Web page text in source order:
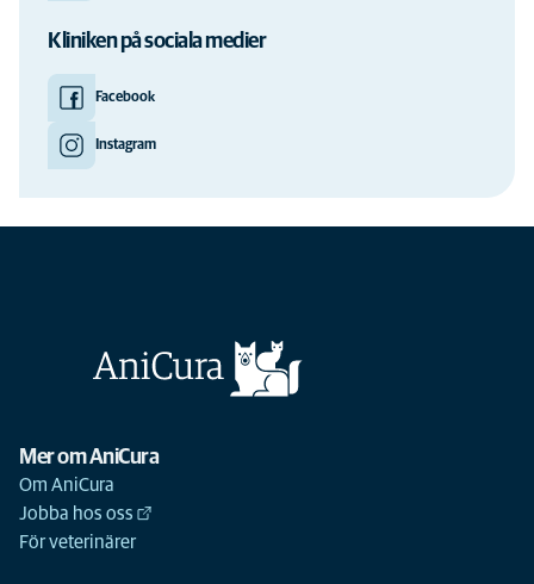
Kliniken på sociala medier
Facebook
Instagram
Mer om AniCura
Om AniCura
Jobba hos oss
För veterinärer